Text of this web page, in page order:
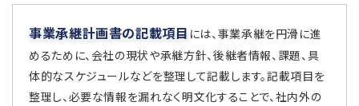
事業承継計画書の記載項目 には、事業承継を円滑に進
めるために、会社の現状や承継方針、後継者情報、課題、具
体的なスケジュールなどを整理して記載します。記載項目を
整理し、必要な情報を漏れなく明文化することで、社内外の